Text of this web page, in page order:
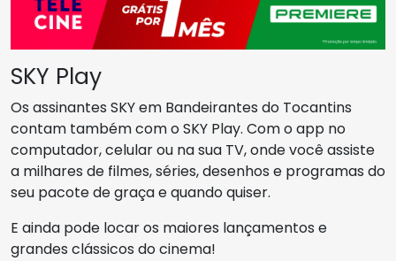
SKY Play
Os assinantes SKY em Bandeirantes do Tocantins
contam também com o SKY Play. Com o app no
computador, celular ou na sua TV, onde você assiste
a milhares de filmes, séries, desenhos e programas do
seu pacote de graça e quando quiser.
E ainda pode locar os maiores lançamentos e
grandes clássicos do cinema!